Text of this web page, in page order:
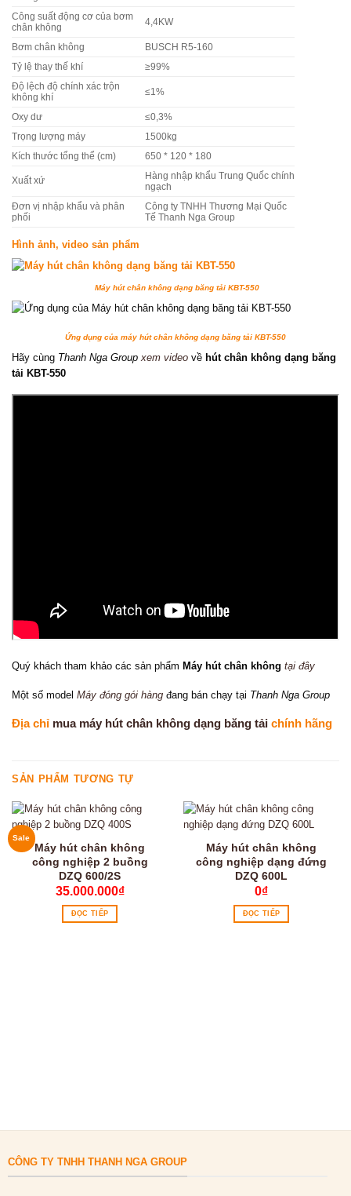
Công suất động cơ của bơm
chân không
4,4KW
Bơm chân không BUSCH R5-160
Tỷ lệ thay thế khí ≥99%
Độ lệch độ chính xác trộn
không khí
≤1%
Oxy dư ≤0,3%
Trọng lượng máy 1500kg
Kích thước tổng thể (cm) 650 * 120 * 180
Xuất xứ
Hàng nhập khẩu Trung Quốc chính
ngạch
Đơn vị nhập khẩu và phân
phối
Công ty TNHH Thương Mại Quốc
Tế Thanh Nga Group
Hình ảnh, video sản phẩm
Máy hút chân không dạng băng tải KBT-550
Ứng dụng của máy hút chân không dạng băng tải KBT-550
Hãy cùng Thanh Nga Group xem video về hút chân không dạng băng
tải KBT-550
Quý khách tham khảo các sản phẩm Máy hút chân không tại đây
Một số model Máy đóng gói hàng đang bán chạy tại Thanh Nga Group
Địa chỉ mua máy hút chân không dạng băng tải chính hãng
SẢN PHẨM TƯƠNG TỰ
Sale
Máy hút chân không
công nghiệp 2 buồng
DZQ 600/2S
35.000.000₫
ĐỌC TIẾP
Máy hút chân không
công nghiệp dạng đứng
DZQ 600L
0₫
ĐỌC TIẾP
CÔNG TY TNHH THANH NGA GROUP